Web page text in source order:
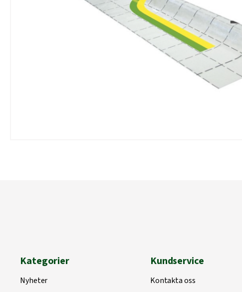
Kategorier
Nyheter
Kundservice
Kontakta oss